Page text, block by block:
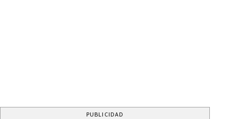
PUBLICIDAD